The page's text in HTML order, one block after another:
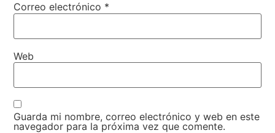
Correo electrónico *
Web
Guarda mi nombre, correo electrónico y web en este
navegador para la próxima vez que comente.